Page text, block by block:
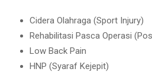
Cidera Olahraga (Sport Injury)
Rehabilitasi Pasca Operasi
Low Back Pain
HNP (Syaraf Kejepit)